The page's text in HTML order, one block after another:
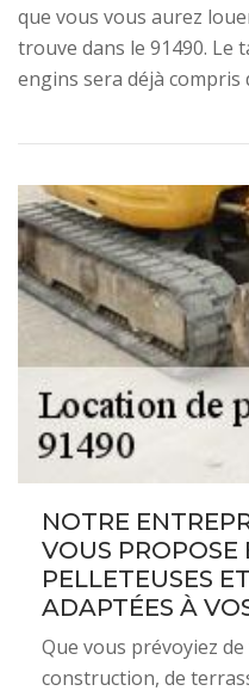
que vous vous aurez
trouve dans le 91490. Le
engins sera déjà compris
NOTRE
VOUS PROPOSE
PELLETEUSES
ADAPTÉES À
Que vous prévoyiez
construction, de